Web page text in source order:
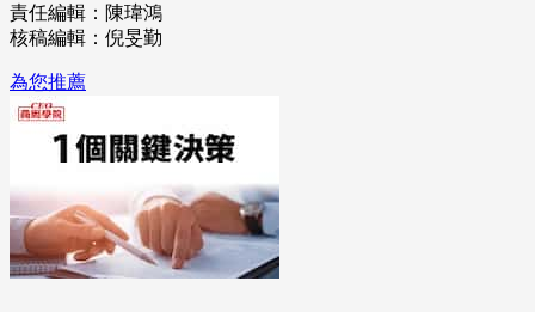
責任編輯：陳瑋鴻
核稿編輯：倪旻勤
為您推薦